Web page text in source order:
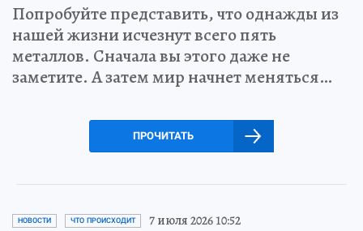
Попробуйте представить, что однажды из
нашей жизни исчезнут всего пять
металлов. Сначала вы этого даже не
заметите. А затем мир начнет меняться…
ПРОЧИТАТЬ
НОВОСТИ ЧТО ПРОИСХОДИТ 7 июля 2026 10:52